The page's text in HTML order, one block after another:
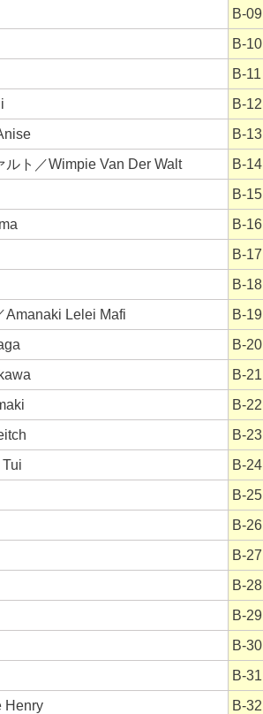
B-09
B-10
B-11
B-12
B-13
ト／Wimpie Van Der Walt B-14
B-15
B-16
B-17
B-18
Amanaki Lelei Mafi B-19
B-20
B-21
B-22
B-23
B-24
B-25
B-26
B-27
B-28
B-29
B-30
B-31
Henry B-32